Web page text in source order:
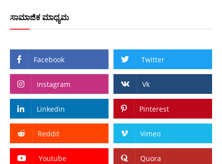
ಸಾಮಾಜಿಕ ಮಾಧ್ಯಮ
Facebook Twitter
Instagram Vk
Linkedin Pinterest
Reddit Vimeo
Youtube Quora